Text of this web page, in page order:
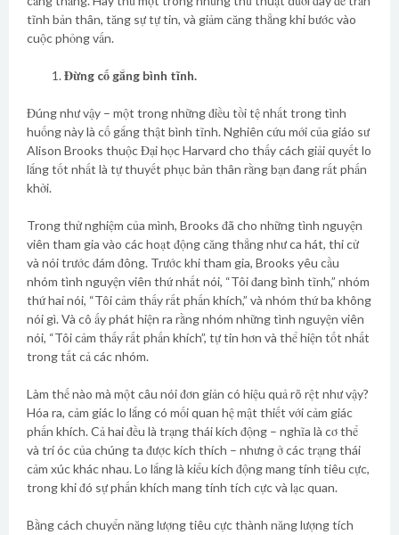
tĩnh bản thân, tăng sự tự tin, và giảm căng thẳng khi bước vào
cuộc phỏng vấn.
Đừng cố gắng bình tĩnh.
Đúng như vậy – một trong những điều tồi tệ nhất trong tình
huống này là cố gắng thật bình tĩnh. Nghiên cứu mới của giáo sư
Alison Brooks thuộc Đại học Harvard cho thấy cách giải quyết lo
lắng tốt nhất là tự thuyết phục bản thân rằng bạn đang rất phấn
khởi.
Trong thử nghiệm của mình, Brooks đã cho những tình nguyện
viên tham gia vào các hoạt động căng thẳng như ca hát, thi cử
và nói trước đám đông. Trước khi tham gia, Brooks yêu cầu
nhóm tình nguyện viên thứ nhất nói, “Tôi đang bình tĩnh,” nhóm
thứ hai nói, “Tôi cảm thấy rất phấn khích,” và nhóm thứ ba không
nói gì. Và cô ấy phát hiện ra rằng nhóm những tình nguyện viên
nói, “Tôi cảm thấy rất phấn khích”, tự tin hơn và thể hiện tốt nhất
trong tất cả các nhóm.
Làm thế nào mà một câu nói đơn giản có hiệu quả rõ rệt như vậy?
Hóa ra, cảm giác lo lắng có mối quan hệ mật thiết với cảm giác
phấn khích. Cả hai đều là trạng thái kích động – nghĩa là cơ thể
và trí óc của chúng ta được kích thích – nhưng ở các trạng thái
cảm xúc khác nhau. Lo lắng là kiểu kích động mang tính tiêu cực,
trong khi đó sự phấn khích mang tính tích cực và lạc quan.
Bằng cách chuyển năng lượng tiêu cực thành năng lượng tích